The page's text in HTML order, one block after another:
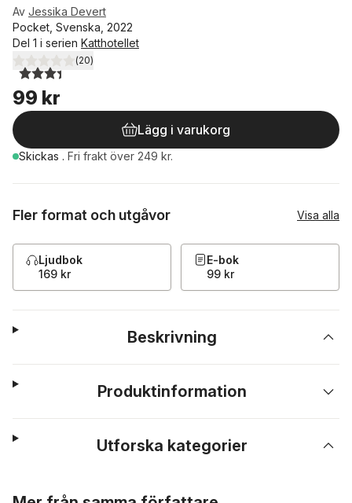
Av Jessika Devert
Pocket, Svenska, 2022
Del 1 i serien Katthotellet
3,4utav 5 stjärnor. Totalt antal röster:
(20)
99 kr
Lägg i varukorg
Skickas . Fri frakt över 249 kr.
Fler format och utgåvor Visa alla
Ljudbok
169 kr
E-bok
99 kr
Beskrivning
Produktinformation
Utforska kategorier